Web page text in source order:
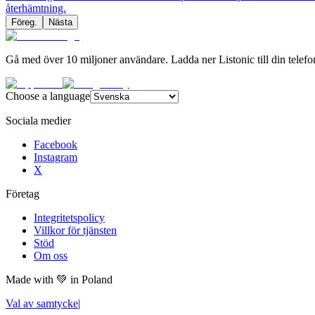
återhämtning.
Föreg. Nästa
Gå med över 10 miljoner användare. Ladda ner Listonic till din
Choose a language
Sociala medier
Facebook
Instagram
X
Företag
Integritetspolicy
Villkor för tjänsten
Stöd
Om oss
Made with 💚 in Poland
Val av samtycke|